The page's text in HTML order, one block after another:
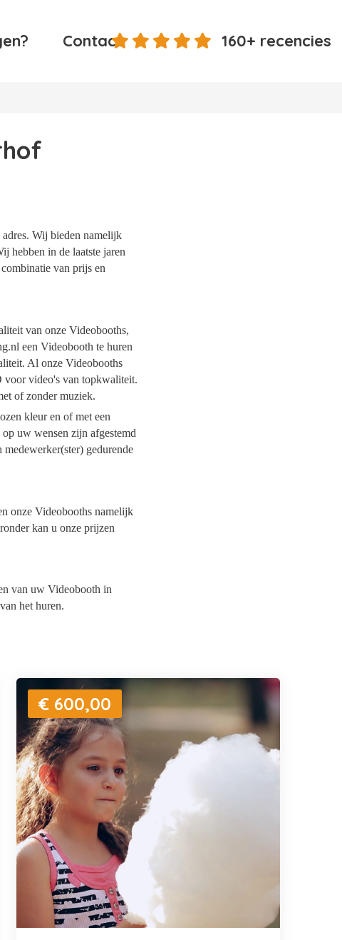
Contact 160+ recencies
Wij bieden namelijk
hebben in de laatste jaren
van prijs en
van onze Videobooths,
een Videobooth te huren
Al onze Videobooths
voor video's van topkwaliteit.
of zonder muziek.
kleur en of met een
uw wensen zijn afgestemd
gedurende
onze Videobooths namelijk
kan u onze prijzen
van uw Videobooth in
het huren.
€ 600,00